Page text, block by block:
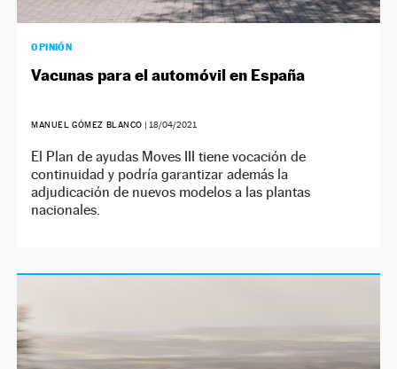
OPINIÓN
Vacunas para el automóvil en España
MANUEL GÓMEZ BLANCO | 18/04/2021
El Plan de ayudas Moves III tiene vocación de
continuidad y podría garantizar además la
adjudicación de nuevos modelos a las plantas
nacionales.